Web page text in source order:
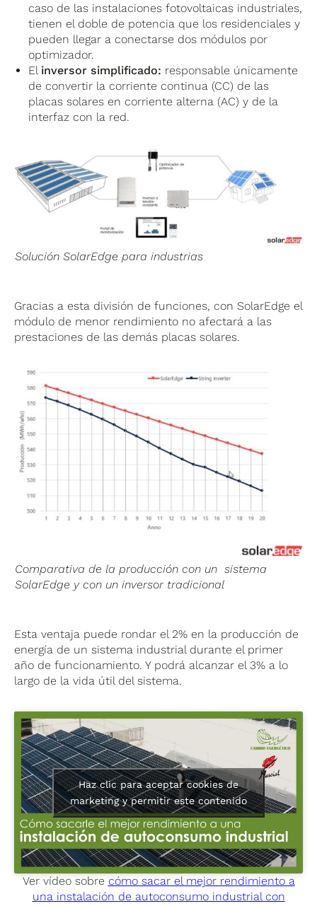
caso de las instalaciones fotovoltaicas industriales,
tienen el doble de potencia que los residenciales y
pueden llegar a conectarse dos módulos por
optimizador.
El inversor simplificado: responsable únicamente
de convertir la corriente continua (CC) de las
placas solares en corriente alterna (AC) y de la
interfaz con la red.
Solución SolarEdge para industrias
Gracias a esta división de funciones, con SolarEdge el
módulo de menor rendimiento no afectará a las
prestaciones de las demás placas solares.
Comparativa de la producción con un sistema
SolarEdge y con un inversor tradicional
Esta ventaja puede rondar el 2% en la producción de
energía de un sistema industrial durante el primer
año de funcionamiento. Y podrá alcanzar el 3% a lo
largo de la vida útil del sistema.
Haz clic para aceptar cookies de
marketing y permitir este contenido
Ver vídeo sobre cómo sacar el mejor rendimiento a
una instalación de autoconsumo industrial con